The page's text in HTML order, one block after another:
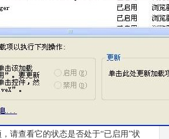
请查看它的状态是否处于“已启用”状